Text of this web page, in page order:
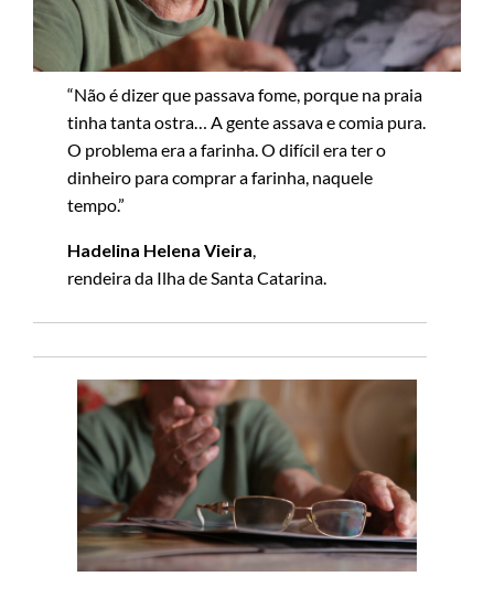
“Não é dizer que passava fome, porque na praia
tinha tanta ostra… A gente assava e comia pura.
O problema era a farinha. O difícil era ter o
dinheiro para comprar a farinha, naquele
tempo.”
Hadelina Helena Vieira,
rendeira da Ilha de Santa Catarina.